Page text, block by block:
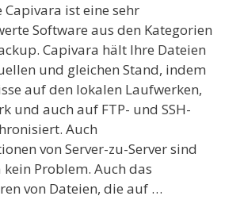
Capivara ist eine sehr
Software aus den Kategorien
Capivara hält Ihre Dateien
und gleichen Stand, indem
auf den lokalen Laufwerken,
und auch auf FTP- und SSH-
Auch
von Server-zu-Server sind
Problem. Auch das
von Dateien, die auf …